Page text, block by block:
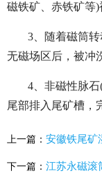
磁铁矿、赤铁矿等
3、随着磁筒
无磁场区后，被冲
4、非磁性脉
尾部排入尾矿槽，
上一篇： 安徽铁尾矿
下一篇： 江苏永磁滚